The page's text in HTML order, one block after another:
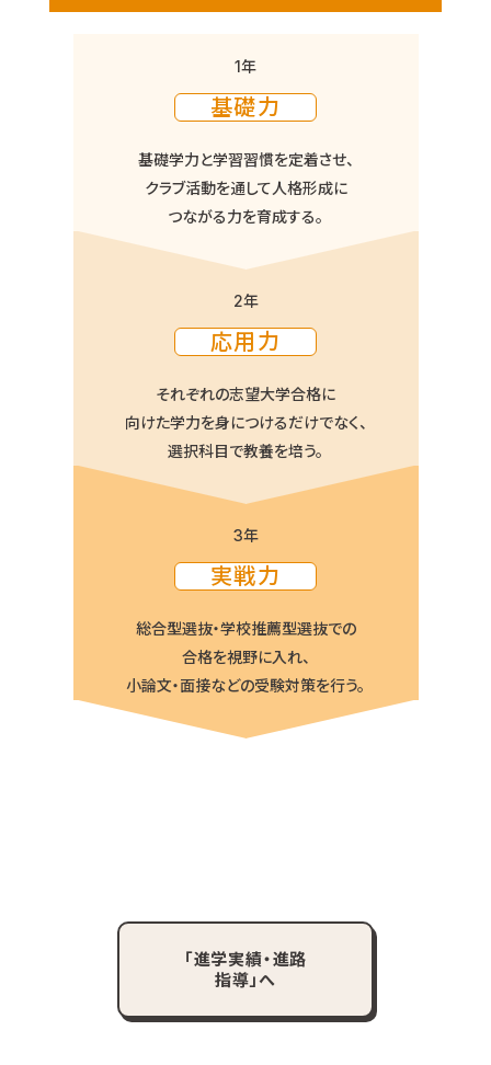
1年
基礎力
基礎学力と学習習慣を定着させ、
クラブ活動を通して人格形成に
つながる力を育成する。
2年
応用力
それぞれの志望大学合格に
向けた学力を身につけるだけでなく、
選択科目で教養を培う。
3年
実戦力
総合型選抜・学校推薦型選抜での
合格を視野に入れ、
小論文・面接などの受験対策を行う。
「進学実績・進路
指導」へ